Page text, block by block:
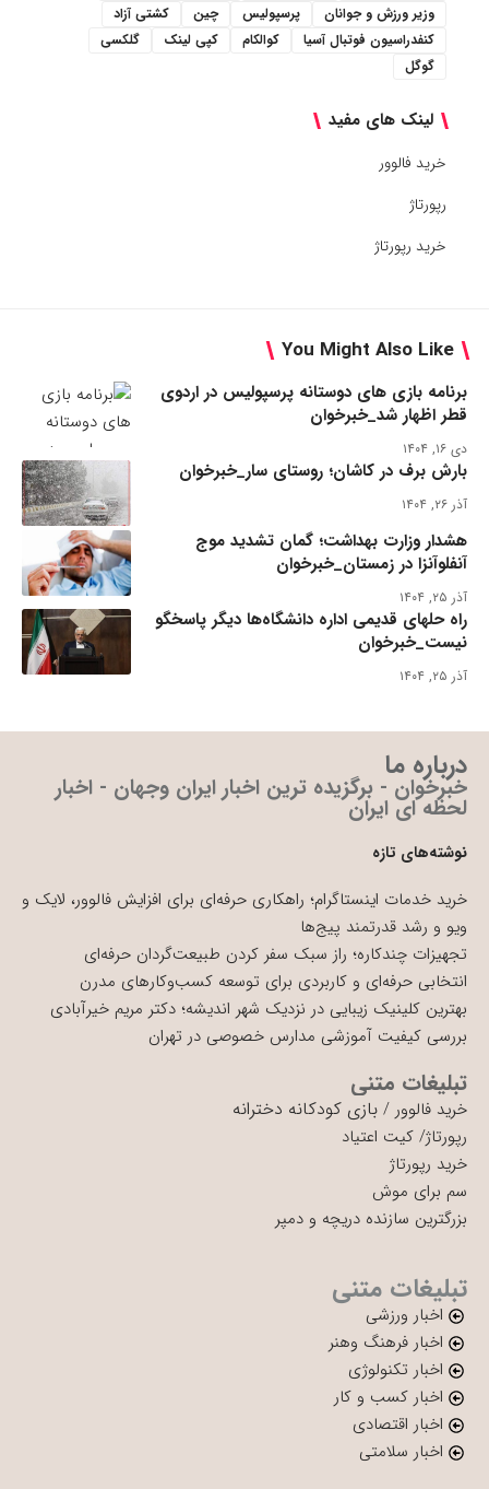
وزیر ورزش و جوانان
پرسپولیس چین
کشتی آزاد
کنفدراسیون فوتبال آسیا
کوالکام کپی لینک
گلکسی
گوگل
لینک های مفید
خرید فالوور
رپورتاژ
خرید رپورتاژ
You Might Also Like
برنامه بازی های دوستانه پرسپولیس در اردوی
قطر اظهار شد_خبرخوان
دی ۱۶, ۱۴۰۴
بارش برف در کاشان؛ روستای سار_خبرخوان
آذر ۲۶, ۱۴۰۴
هشدار وزارت بهداشت؛ گمان تشدید موج
آنفلوآنزا در زمستان_خبرخوان
آذر ۲۵, ۱۴۰۴
راه حلهای قدیمی اداره دانشگاه‌ها دیگر پاسخگو
نیست_خبرخوان
آذر ۲۵, ۱۴۰۴
درباره ما
خبرخوان - برگزیده ترین اخبار ایران وجهان - اخبار
لحظه ای ایران
نوشته‌های تازه
خرید خدمات اینستاگرام؛ راهکاری حرفه‌ای برای افزایش فالوور، لایک و
ویو و رشد قدرتمند پیج‌ها
تجهیزات چندکاره؛ راز سبک سفر کردن طبیعت‌گردان حرفه‌ای
انتخابی حرفه‌ای و کاربردی برای توسعه کسب‌وکارهای مدرن
بهترین کلینیک زیبایی در نزدیک شهر اندیشه؛ دکتر مریم خیرآبادی
بررسی کیفیت آموزشی مدارس خصوصی در تهران
تبلیغات متنی
خرید فالوور / بازی کودکانه دخترانه
رپورتاژ/ کیت اعتیاد
خرید رپورتاژ
سم برای موش
بزرگترین سازنده دریچه و دمپر
تبلیغات متنی
اخبار ورزشی
اخبار فرهنگ وهنر
اخبار تکنولوژی
اخبار کسب و کار
اخبار اقتصادی
اخبار سلامتی